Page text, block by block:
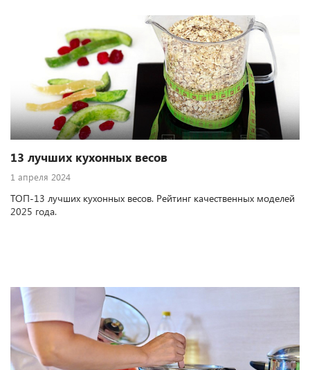
13 лучших кухонных весов
1 апреля 2024
ТОП-13 лучших кухонных весов. Рейтинг качественных моделей
2025 года.